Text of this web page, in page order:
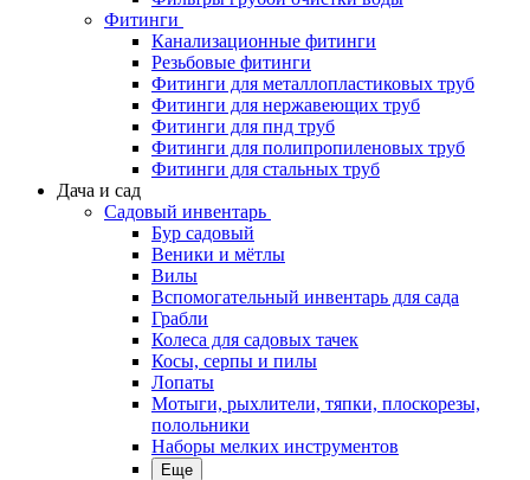
Фитинги
Канализационные фитинги
Резьбовые фитинги
Фитинги для металлопластиковых труб
Фитинги для нержавеющих труб
Фитинги для пнд труб
Фитинги для полипропиленовых труб
Фитинги для стальных труб
Дача и сад
Садовый инвентарь
Бур садовый
Веники и мётлы
Вилы
Вспомогательный инвентарь для сада
Грабли
Колеса для садовых тачек
Косы, серпы и пилы
Лопаты
Мотыги, рыхлители, тяпки, плоскорезы,
полольники
Наборы мелких инструментов
Еще